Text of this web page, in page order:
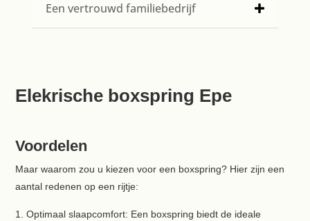
Een vertrouwd familiebedrijf
Elekrische boxspring Epe
Voordelen
Maar waarom zou u kiezen voor een boxspring? Hier zijn een
aantal redenen op een rijtje:
Optimaal slaapcomfort: Een boxspring biedt de ideale